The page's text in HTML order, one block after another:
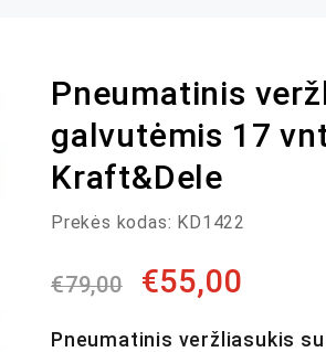
Pneumatinis
galvutėmis 17
Kraft&Dele
Prekės kodas: KD1422
€79,00 €55,00
Pneumatinis veržliasukis